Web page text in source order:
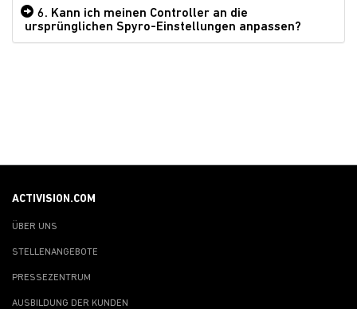
6. Kann ich meinen Controller an die
ursprünglichen Spyro-Einstellungen anpassen?
ACTIVISION.COM
ÜBER UNS
STELLENANGEBOTE
PRESSEZENTRUM
AUSBILDUNG DER KUNDEN